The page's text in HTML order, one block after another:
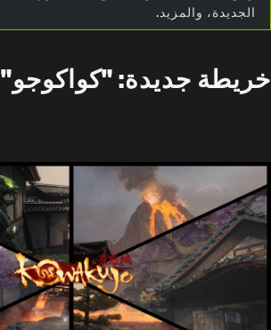
الجديدة، والمزيد.
خريطة جديدة: "كواكوجو"